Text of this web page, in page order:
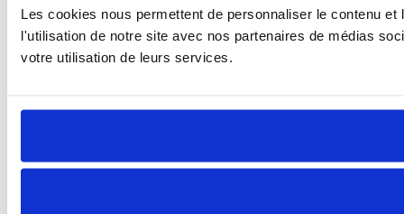
Les cookies nous permettent de personnaliser le contenu
l'utilisation de notre site avec nos partenaires de médias
votre utilisation de leurs services.